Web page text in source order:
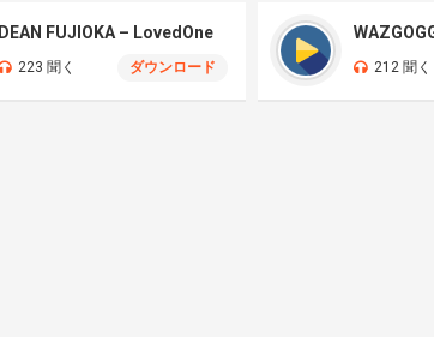
DEAN FUJIOKA – LovedOne
223 聞く ダウンロード 212 聞く